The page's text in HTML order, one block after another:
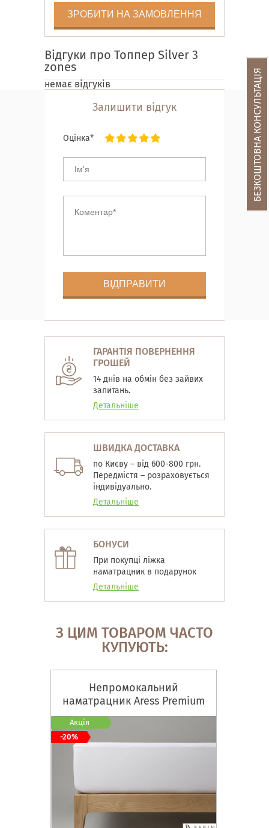
ЗРОБИТИ НА ЗАМОВЛЕННЯ
Відгуки про Топпер Silver 3
zones
немає відгуків
Залишити відгук
Оцінка*
ГАРАНТІЯ ПОВЕРНЕННЯ
ГРОШЕЙ
14 днів на обмін без зайвих
запитань.
Детальніше
ШВИДКА ДОСТАВКА
по Києву – від 600-800 грн.
Передмістя – розраховується
індивідуально.
Детальніше
БОНУСИ
При покупці ліжка
наматрацник в подарунок
Детальніше
З ЦИМ ТОВАРОМ ЧАСТО
КУПУЮТЬ:
Непромокальний
наматрацник Aress Premium
Акція
-20%
БЕЗКОШТОВНА КОНСУЛЬТАЦІЯ